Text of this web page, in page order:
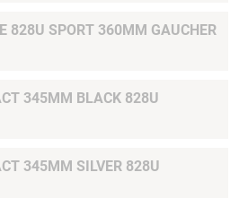
828U SPORT 360MM GAUCHER
345MM BLACK 828U
345MM SILVER 828U